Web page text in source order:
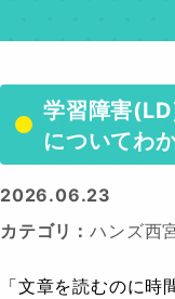
学習障害
についてわ
2026.06.23
カテゴリ
ハンズ西
「文章を読むのに時